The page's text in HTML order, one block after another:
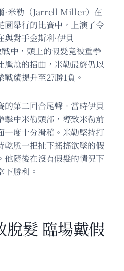
·米勒（Jarrell Miller）在
園舉行的比賽中，上演了令
與對手金斯利·伊貝
中，頭上的假髮竟被重拳
尷尬的插曲，米勒最終仍以
績提升至27勝1負。
的第二回合尾聲。當時伊貝
擊中米勒頭部，導致米勒前
一度十分滑稽。米勒堅持打
乾脆一把扯下搖搖欲墜的假
他隨後在沒有假髮的情況下
下勝利。
脫髮 臨場戴假